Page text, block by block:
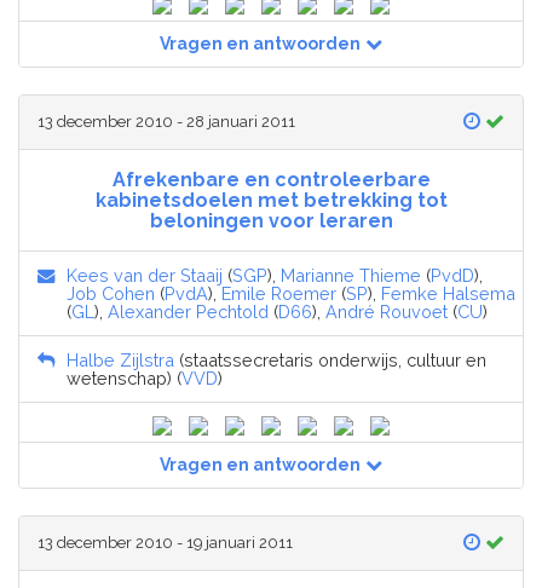
Vragen en antwoorden
13 december 2010 - 28 januari 2011
Afrekenbare en controleerbare
kabinetsdoelen met betrekking tot
beloningen voor leraren
Kees van der Staaij (SGP), Marianne Thieme (PvdD),
Job Cohen (PvdA), Emile Roemer (SP), Femke Halsema
(GL ), Alexander Pechtold (D66), André Rouvoet (CU)
Halbe Zijlstra (staatssecretaris onderwijs, cultuur en
wetenschap) (VVD)
Vragen en antwoorden
13 december 2010 - 19 januari 2011